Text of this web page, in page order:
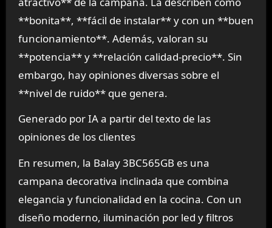
**bonita**, **fácil de instalar** y con un **buen
funcionamiento**. Además, valoran su
**potencia** y **relación calidad-precio**. Sin
embargo, hay opiniones diversas sobre el
**nivel de ruido** que genera.
Generado por IA a partir del texto de las
opiniones de los clientes
En resumen, la Balay 3BC565GB es una
campana decorativa inclinada que combina
elegancia y funcionalidad en la cocina. Con un
diseño moderno, iluminación por led y filtros